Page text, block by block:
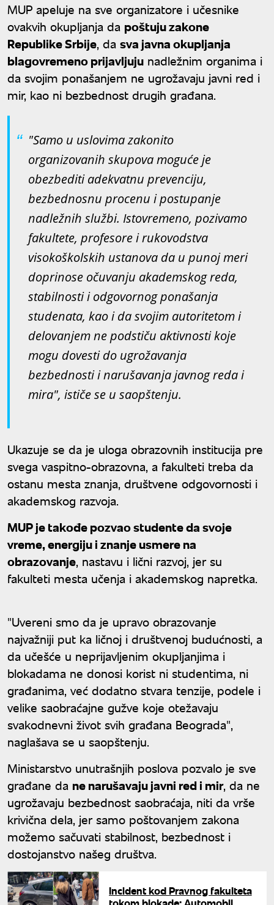
MUP apeluje na sve organizatore i učesnike
ovakvih okupljanja da poštuju zakone
Republike Srbije, da sva javna okupljanja
blagovremeno prijavljuju nadležnim organima i
da svojim ponašanjem ne ugrožavaju javni red i
mir, kao ni bezbednost drugih građana.
"Samo u uslovima zakonito
organizovanih skupova moguće je
obezbediti adekvatnu prevenciju,
bezbednosnu procenu i postupanje
nadležnih službi. Istovremeno, pozivamo
fakultete, profesore i rukovodstva
visokoškolskih ustanova da u punoj meri
doprinose očuvanju akademskog reda,
stabilnosti i odgovornog ponašanja
studenata, kao i da svojim autoritetom i
delovanjem ne podstiču aktivnosti koje
mogu dovesti do ugrožavanja
bezbednosti i narušavanja javnog reda i
mira", ističe se u saopštenju.
Ukazuje se da je uloga obrazovnih institucija pre
svega vaspitno-obrazovna, a fakulteti treba da
ostanu mesta znanja, društvene odgovornosti i
akademskog razvoja.
MUP je takođe pozvao studente da svoje
vreme, energiju i znanje usmere na
obrazovanje, nastavu i lični razvoj, jer su
fakulteti mesta učenja i akademskog napretka.
"Uvereni smo da je upravo obrazovanje
najvažniji put ka ličnoj i društvenoj budućnosti, a
da učešće u neprijavljenim okupljanjima i
blokadama ne donosi korist ni studentima, ni
građanima, već dodatno stvara tenzije, podele i
velike saobraćajne gužve koje otežavaju
svakodnevni život svih građana Beograda",
naglašava se u saopštenju.
Ministarstvo unutrašnjih poslova pozvalo je sve
građane da ne narušavaju javni red i mir, da ne
ugrožavaju bezbednost saobraćaja, niti da vrše
krivična dela, jer samo poštovanjem zakona
možemo sačuvati stabilnost, bezbednost i
dostojanstvo našeg društva.
Incident kod Pravnog fakulteta